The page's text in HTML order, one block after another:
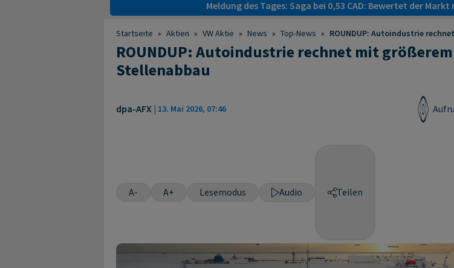
Meldung des Tages: Saga bei 0,53 CAD: Bewertet der
Startseite » Aktien » VW Aktie » News » Top-News » ROUNDUP: Autoindustrie
ROUNDUP: Autoindustrie rechnet mit größerem
Stellenabbau
dpa-AFX | 13. Mai 2026, 07:46
A- A+ Lesemodus Audio Teilen